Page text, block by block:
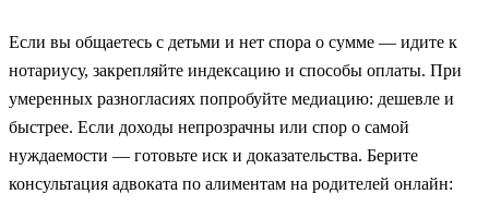
Если вы общаетесь с детьми и нет спора о сумме — идите к
нотариусу, закрепляйте индексацию и способы оплаты. При
умеренных разногласиях попробуйте медиацию: дешевле и
быстрее. Если доходы непрозрачны или спор о самой
нуждаемости — готовьте иск и доказательства. Берите
консультация адвоката по алиментам на родителей онлайн: